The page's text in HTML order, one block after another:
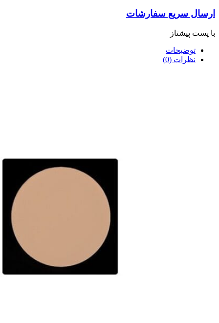
ارسال سریع سفارشات
با پست پیشتاز
توضیحات
نظرات (0)